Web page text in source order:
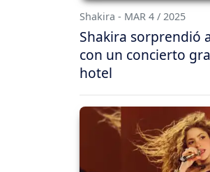
Shakira - MAR 4 / 2025
Shakira sorprendió
con un concierto
hotel